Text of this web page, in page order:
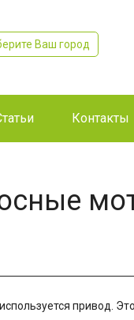
Ваш город
Контакты
привод.